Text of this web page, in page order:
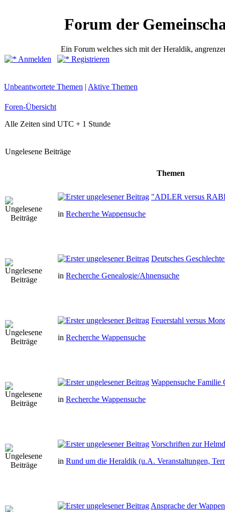
Forum der
Ein Forum welches sich mit der Heraldik,
Anmelden
Registrieren
Unbeantwortete Themen | Aktive Themen
Foren-Übersicht
Alle Zeiten sind UTC + 1 Stunde
Ungelesene Beiträge
Themen
"ADLER versus
in Recherche Wappensuche
Deutsches
in Recherche Genealogie/Ahnensuche
Feuerstahl versus
in Recherche Wappensuche
Wappensuche Familie
in Recherche Wappensuche
Vorschriften zur
in Rund um die Heraldik (u.A. Veranstaltungen,
Ansprache der